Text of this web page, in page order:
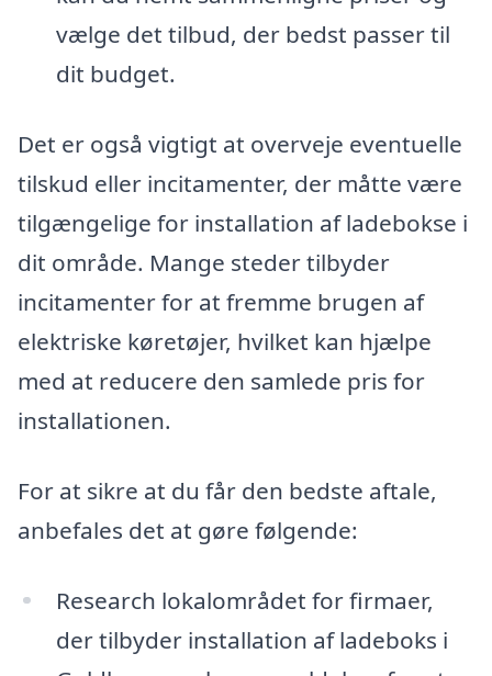
vælge det tilbud, der bedst passer til
dit budget.
Det er også vigtigt at overveje eventuelle
tilskud eller incitamenter, der måtte være
tilgængelige for installation af ladebokse i
dit område. Mange steder tilbyder
incitamenter for at fremme brugen af
elektriske køretøjer, hvilket kan hjælpe
med at reducere den samlede pris for
installationen.
For at sikre at du får den bedste aftale,
anbefales det at gøre følgende:
Research lokalområdet for firmaer,
der tilbyder installation af ladeboks i